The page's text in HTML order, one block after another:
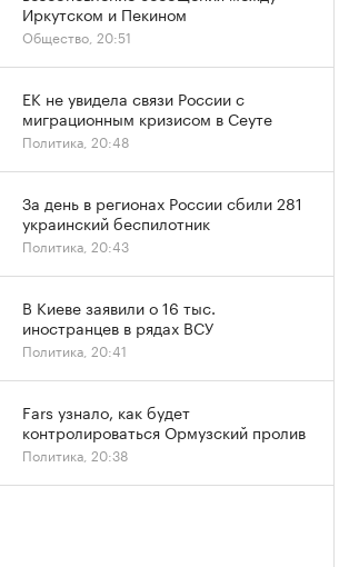
Иркутском и Пекином
Общество, 20:51
ЕК не увидела связи России с
миграционным кризисом в Сеуте
Политика, 20:48
За день в регионах России сбили 281
украинский беспилотник
Политика, 20:43
В Киеве заявили о 16 тыс.
иностранцев в рядах ВСУ
Политика, 20:41
Fars узнало, как будет
контролироваться Ормузский пролив
Политика, 20:38